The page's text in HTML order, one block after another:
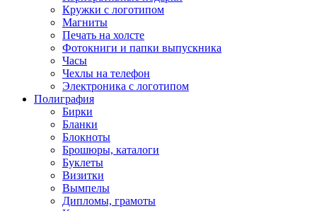
Кружки с логотипом
Магниты
Печать на холсте
Фотокниги и папки выпускника
Часы
Чехлы на телефон
Электроника с логотипом
Полиграфия
Бирки
Бланки
Блокноты
Брошюры, каталоги
Буклеты
Визитки
Вымпелы
Дипломы, грамоты